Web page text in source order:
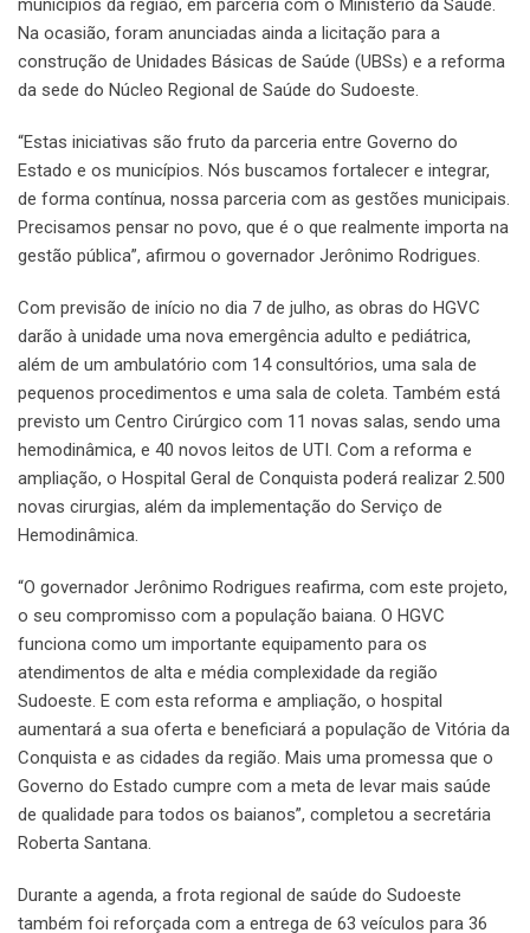
municípios da região, em parceria com o Ministério da Saúde.
Na ocasião, foram anunciadas ainda a licitação para a
construção de Unidades Básicas de Saúde (UBSs) e a reforma
da sede do Núcleo Regional de Saúde do Sudoeste.
“Estas iniciativas são fruto da parceria entre Governo do
Estado e os municípios. Nós buscamos fortalecer e integrar,
de forma contínua, nossa parceria com as gestões municipais.
Precisamos pensar no povo, que é o que realmente importa na
gestão pública”, afirmou o governador Jerônimo Rodrigues.
Com previsão de início no dia 7 de julho, as obras do HGVC
darão à unidade uma nova emergência adulto e pediátrica,
além de um ambulatório com 14 consultórios, uma sala de
pequenos procedimentos e uma sala de coleta. Também está
previsto um Centro Cirúrgico com 11 novas salas, sendo uma
hemodinâmica, e 40 novos leitos de UTI. Com a reforma e
ampliação, o Hospital Geral de Conquista poderá realizar 2.500
novas cirurgias, além da implementação do Serviço de
Hemodinâmica.
“O governador Jerônimo Rodrigues reafirma, com este projeto,
o seu compromisso com a população baiana. O HGVC
funciona como um importante equipamento para os
atendimentos de alta e média complexidade da região
Sudoeste. E com esta reforma e ampliação, o hospital
aumentará a sua oferta e beneficiará a população de Vitória da
Conquista e as cidades da região. Mais uma promessa que o
Governo do Estado cumpre com a meta de levar mais saúde
de qualidade para todos os baianos”, completou a secretária
Roberta Santana.
Durante a agenda, a frota regional de saúde do Sudoeste
também foi reforçada com a entrega de 63 veículos para 36